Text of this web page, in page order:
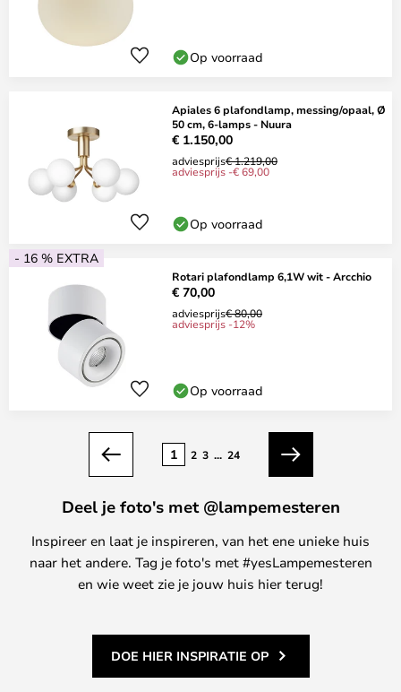
Op voorraad
Apiales 6 plafondlamp, messing/opaal, Ø
50 cm, 6-lamps - Nuura
€ 1.150,00
adviesprijs€ 1.219,00
adviesprijs -€ 69,00
Op voorraad
- 16 % EXTRA
Rotari plafondlamp 6,1W wit - Arcchio
€ 70,00
adviesprijs€ 80,00
adviesprijs -12%
Op voorraad
Vorige
1 2 3 ... 24
Volgende
Deel je foto's met @lampemesteren
Inspireer en laat je inspireren, van het ene unieke huis
naar het andere. Tag je foto's met #yesLampemesteren
en wie weet zie je jouw huis hier terug!
DOE HIER INSPIRATIE OP